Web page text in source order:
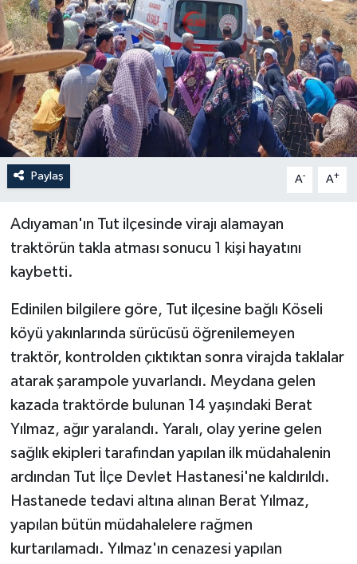
Paylaş A- A+
Adıyaman'ın Tut ilçesinde virajı alamayan
traktörün takla atması sonucu 1 kişi hayatını
kaybetti.
Edinilen bilgilere göre, Tut ilçesine bağlı Köseli
köyü yakınlarında sürücüsü öğrenilemeyen
traktör, kontrolden çıktıktan sonra virajda taklalar
atarak şarampole yuvarlandı. Meydana gelen
kazada traktörde bulunan 14 yaşındaki Berat
Yılmaz, ağır yaralandı. Yaralı, olay yerine gelen
sağlık ekipleri tarafından yapılan ilk müdahalenin
ardından Tut İlçe Devlet Hastanesi'ne kaldırıldı.
Hastanede tedavi altına alınan Berat Yılmaz,
yapılan bütün müdahalelere rağmen
kurtarılamadı. Yılmaz'ın cenazesi yapılan
ÖZEL HABER
RÖPORTAJLAR
SAĞLIK
SİYASET
GÜNCEL
YAŞAM